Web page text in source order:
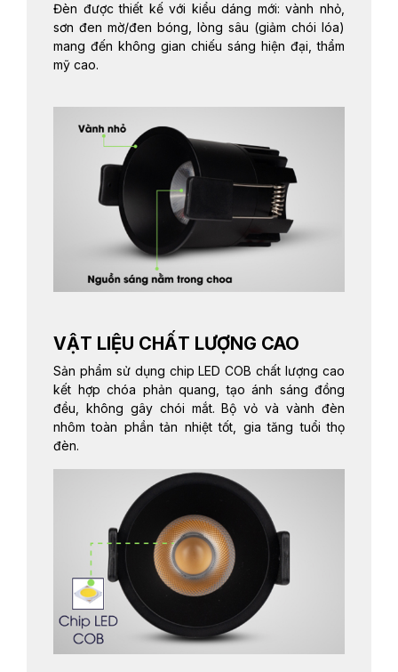
Đèn được thiết kế với kiểu dáng mới: vành nhỏ,
sơn đen mờ/đen bóng, lòng sâu (giảm chói lóa)
mang đến không gian chiếu sáng hiện đại, thẩm
mỹ cao.
VẬT LIỆU CHẤT LƯỢNG CAO
Sản phẩm sử dụng chip LED COB chất lượng cao
kết hợp chóa phản quang, tạo ánh sáng đồng
đều, không gây chói mắt. Bộ vỏ và vành đèn
nhôm toàn phần tản nhiệt tốt, gia tăng tuổi thọ
đèn.